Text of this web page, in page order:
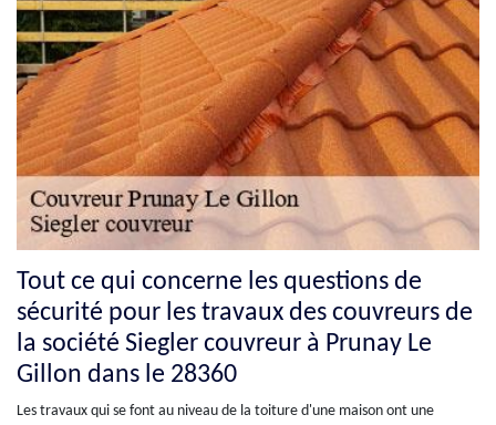
Tout ce qui concerne les questions de
sécurité pour les travaux des couvreurs de
la société Siegler couvreur à Prunay Le
Gillon dans le 28360
Les travaux qui se font au niveau de la toiture d'une maison ont une